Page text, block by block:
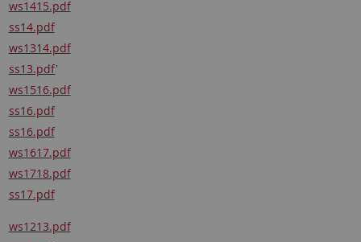
ws1415.pdf
ss14.pdf
ws1314.pdf
ss13.pdf'
ws1516.pdf
ss16.pdf
ss16.pdf
ws1617.pdf
ws1718.pdf
​​​​​​​ss17.pdf
ws1213.pdf